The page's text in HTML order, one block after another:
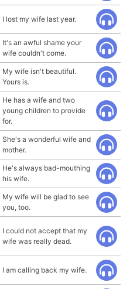
I lost my wife last year.
It's an awful shame your
wife couldn't come.
My wife isn't beautiful.
Yours is.
He has a wife and two
young children to provide
for.
She's a wonderful wife and
mother.
He's always bad-mouthing
his wife.
My wife will be glad to see
you, too.
I could not accept that my
wife was really dead.
I am calling back my wife.